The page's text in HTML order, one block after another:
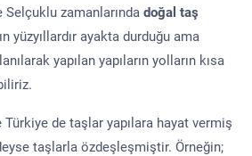
Selçuklu zamanlarında doğal taş
yüzyıllardır ayakta durduğu ama
yapılan yapıların yolların kısa
de taşlar yapılara hayat vermiş
taşlarla özdeşleşmiştir. Örneğin;